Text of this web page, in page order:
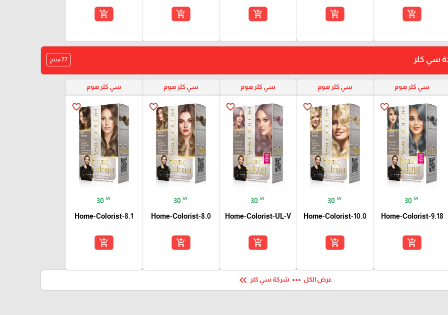
add_shopping_cart
add_shopping_cart
add_shopping_cart
add_shopping_cart
add_shopping_cart
سي كلر 77 منتج
سي كلر هوم
favorite_border
30 ₪
Home-Colorist-9.18
add_shopping_cart
سي كلر هوم
favorite_border
30 ₪
Home-Colorist-10.0
add_shopping_cart
سي كلر هوم
favorite_border
30 ₪
Home-Colorist-UL-V
add_shopping_cart
سي كلر هوم
favorite_border
30 ₪
Home-Colorist-8.0
add_shopping_cart
سي كلر هوم
favorite_border
30 ₪
Home-Colorist-8.1
add_shopping_cart
عرض الكل more_horiz شركة سي كلر keyboard_double_arrow_left